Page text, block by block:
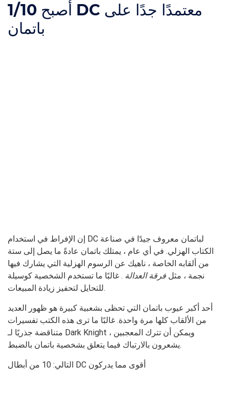
1/10
باتمان
إن الإفراط في استخدام DC لباتمان معروف جيدًا في صناعة
الكتاب الهزلي. في أي عام ، يمتلك باتمان عادةً ما يصل إلى ستة
من ألقابه الخاصة ، ناهيك عن الرسوم الهزلية التي يشارك فيها
نجمة ، مثل فرقة العدالة . غالبًا ما تستخدم الشخصية كوسيلة
للتحايل لتحفيز زيادة المبيعات.
أحد أكبر عيوب باتمان التي تحظى بشعبية كبيرة هو ظهور العديد
من الألقاب كلها مرة واحدة. غالبًا ما ترى هذه الكتب تفسيرات
متناقضة جذريًا لـ Dark Knight ، ويمكن أن تترك المعجبين
يشعرون بالارتباك فيما يتعلق بشخصية باتمان بالضبط.
التالي: 10 من أبطال DC أقوى مما يدركون